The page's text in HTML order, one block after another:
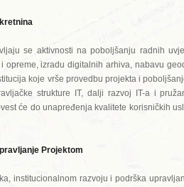
se aktivnosti na poboljšanju radnih
izradu digitalnih arhiva, nabavu
koje vrše provedbu projekta i
strukture IT, dalji razvoj IT-a i
će do unapređenja kvalitete korisničkih
Projektom
institucionalnom razvoju i podrška